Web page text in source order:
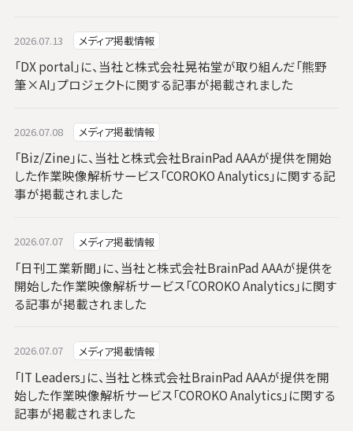
2026.07.13 メディア掲載情報
「DX portal」に、当社と株式会社晃祐堂が取り組んだ「熊野
筆×AI」プロジェクトに関する記事が掲載されました
2026.07.08 メディア掲載情報
「Biz/Zine」に、当社と株式会社BrainPad AAAが提供を開始
した作業映像解析サービス「COROKO Analytics」に関する記
事が掲載されました
2026.07.07 メディア掲載情報
「日刊工業新聞」に、当社と株式会社BrainPad AAAが提供を
開始した作業映像解析サービス「COROKO Analytics」に関す
る記事が掲載されました
2026.07.07 メディア掲載情報
「IT Leaders」に、当社と株式会社BrainPad AAAが提供を開
始した作業映像解析サービス「COROKO Analytics」に関する
記事が掲載されました